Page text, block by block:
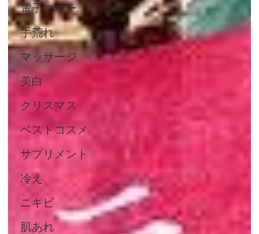
電子マネー
手荒れ
マッサージ
美白
クリスマス
ベストコスメ
サプリメント
冷え
ニキビ
肌あれ